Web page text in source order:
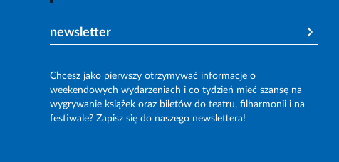
newsletter
Chcesz jako pierwszy otrzymywać informacje o
weekendowych wydarzeniach i co tydzień mieć szansę na
wygrywanie książek oraz biletów do teatru, filharmonii i na
festiwale? Zapisz się do naszego newslettera!